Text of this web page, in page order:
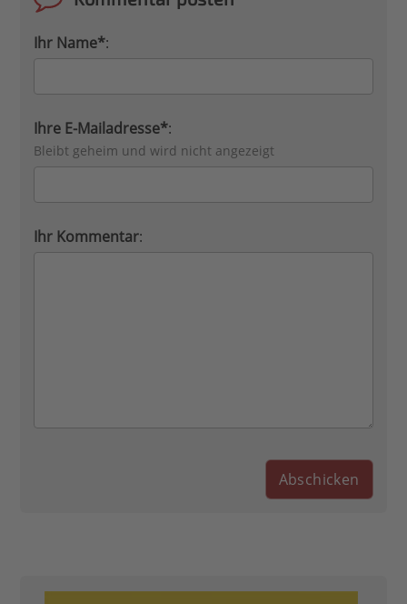
Ihr Name*:
Ihre E-Mailadresse*:
Bleibt geheim und wird nicht angezeigt
Ihr Kommentar: